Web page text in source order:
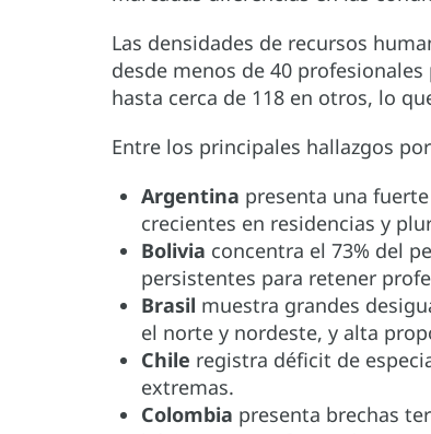
Las densidades de recursos
desde menos de 40
hasta cerca de 118 en otros, lo
Entre los principales hallazgos
Argentina presenta una
crecientes en residencias y
Bolivia concentra el 73% del
persistentes para retener
Brasil muestra grandes
el norte y nordeste, y alta
Chile registra déficit de
extremas.
Colombia presenta brechas